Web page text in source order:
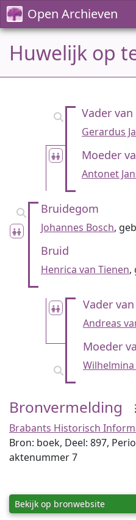
Open Archieven
Huwelijk op
Vader
Gerardus
Moeder
Antonet
Bruidegom
Johannes Bosch,
Bruid
Henrica van Tienen,
Vader
Andreas
Moeder
Wilhelmina
Bronvermelding
Brabants Historisch
Bron: boek, Deel: 897,
aktenummer 7
Bekijk op bronwebsite